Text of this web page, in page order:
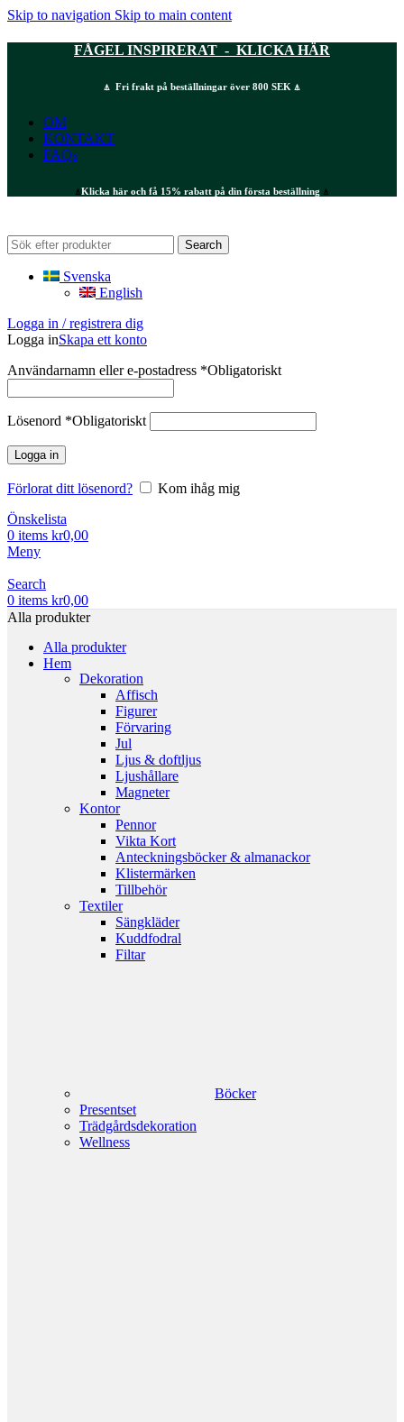
Skip to navigation Skip to main content
FÅGEL INSPIRERAT - KLICKA HÄR
⍋ Fri frakt på beställningar över 800 SEK ⍋
OM
KONTAKT
FAQs
⍋Klicka här och få 15% rabatt på din första beställning ⍋
Search
Svenska
English
Logga in / registrera dig
Logga inSkapa ett konto
Användarnamn eller e-postadress *Obligatoriskt
Lösenord *Obligatoriskt
Logga in
Förlorat ditt lösenord?
Kom ihåg mig
Önskelista
0 items kr0,00
Meny
Search
0 items kr0,00
Alla produkter
Alla produkter
Hem
Dekoration
Affisch
Figurer
Förvaring
Jul
Ljus & doftljus
Ljushållare
Magneter
Kontor
Pennor
Vikta Kort
Anteckningsböcker & almanackor
Klistermärken
Tillbehör
Textiler
Sängkläder
Kuddfodral
Filtar
Böcker
Presentset
Trädgårdsdekoration
Wellness